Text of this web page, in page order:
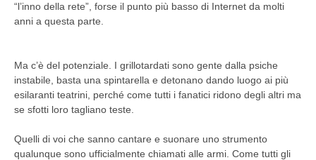
“l’inno della rete”, forse il punto più basso di Internet da molti
anni a questa parte.
Ma c’è del potenziale. I grillotardati sono gente dalla psiche
instabile, basta una spintarella e detonano dando luogo ai più
esilaranti teatrini, perché come tutti i fanatici ridono degli altri ma
se sfotti loro tagliano teste.
Quelli di voi che sanno cantare e suonare uno strumento
qualunque sono ufficialmente chiamati alle armi. Come tutti gli